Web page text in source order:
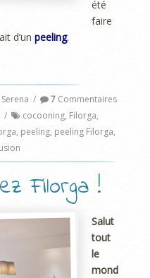
été
faire
d’un peeling.
Serena / 7 Commentaires
/ cocooning, Filorga,
, peeling, peeling Filorga,
Filorga !
Salut
tout
le
mond